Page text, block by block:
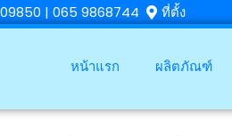
| 065 9868744 ที่ตั้ง
หน้าแรก ผลิตภัณฑ์